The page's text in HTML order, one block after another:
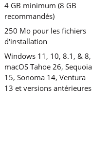
4 GB minimum (8 GB
recommandés)
250 Mo pour les fichiers
d'installation
Windows 11, 10, 8.1, & 8,
macOS Tahoe 26, Sequoia
15, Sonoma 14, Ventura
13 et versions antérieures